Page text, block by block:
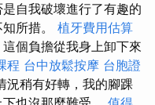
自我破壞進行了有趣的
所措。 植牙費用估算
個負擔從我身上卸下來
程 台中放鬆按摩 台胞證
況稍有好轉，我的腳踝